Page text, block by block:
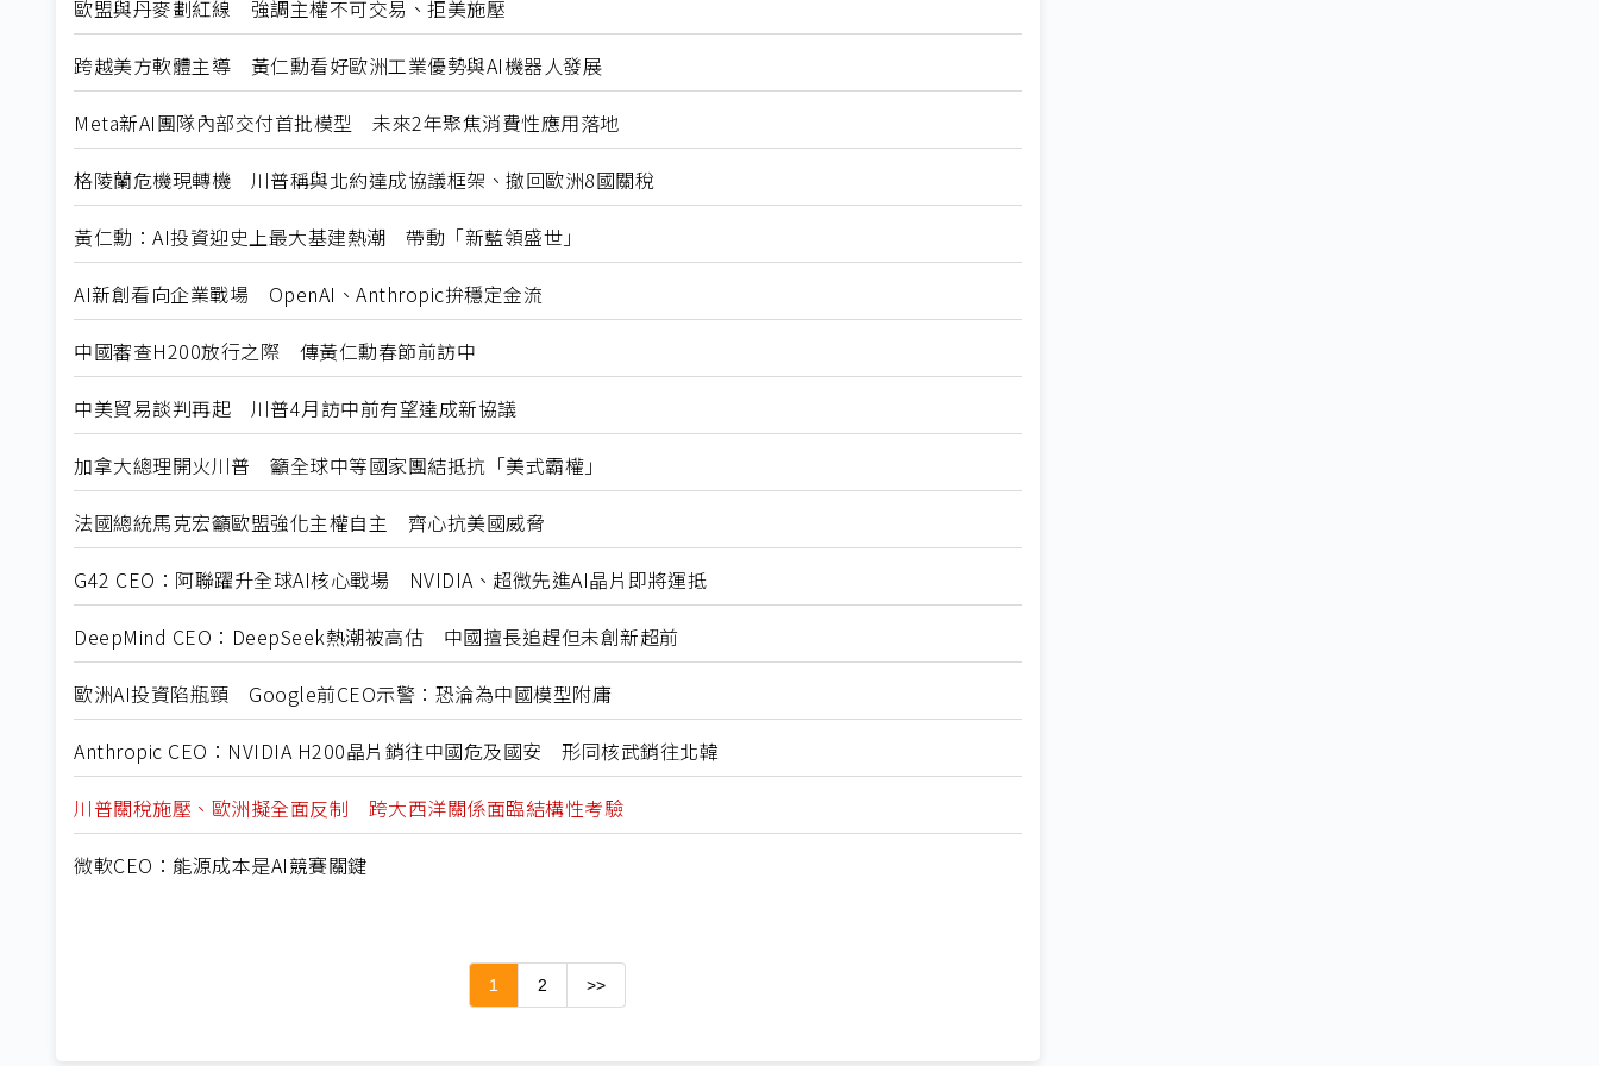
歐盟與丹麥劃紅線 強調主權不可交易、拒美施壓
跨越美方軟體主導 黃仁勳看好歐洲工業優勢與AI機器人發展
Meta新AI團隊內部交付首批模型 未來2年聚焦消費性應用落地
格陵蘭危機現轉機 川普稱與北約達成協議框架、撤回歐洲8國關稅
黃仁勳：AI投資迎史上最大基建熱潮 帶動「新藍領盛世」
AI新創看向企業戰場 OpenAI、Anthropic拚穩定金流
中國審查H200放行之際 傳黃仁勳春節前訪中
中美貿易談判再起 川普4月訪中前有望達成新協議
加拿大總理開火川普 籲全球中等國家團結抵抗「美式霸權」
法國總統馬克宏籲歐盟強化主權自主 齊心抗美國威脅
G42 CEO：阿聯躍升全球AI核心戰場 NVIDIA、超微先進AI晶片即將運抵
DeepMind CEO：DeepSeek熱潮被高估 中國擅長追趕但未創新超前
歐洲AI投資陷瓶頸 Google前CEO示警：恐淪為中國模型附庸
Anthropic CEO：NVIDIA H200晶片銷往中國危及國安 形同核武銷往北韓
川普關稅施壓、歐洲擬全面反制 跨大西洋關係面臨結構性考驗
微軟CEO：能源成本是AI競賽關鍵
1 2 >>